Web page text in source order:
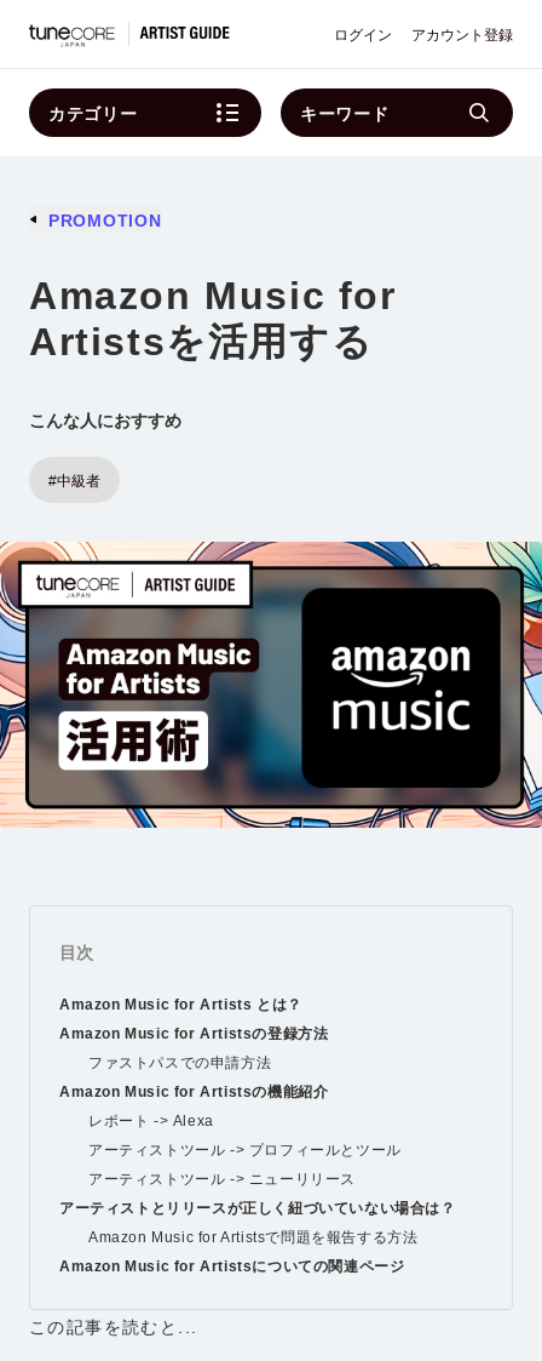
ログイン アカウント登録
カテゴリー キーワード
PROMOTION
Amazon Music for
Artistsを活用する
こんな人におすすめ
#中級者
目次
Amazon Music for Artists とは？
Amazon Music for Artistsの登録方法
ファストパスでの申請方法
Amazon Music for Artistsの機能紹介
レポート -> Alexa
アーティストツール -> プロフィールとツール
アーティストツール -> ニューリリース
アーティストとリリースが正しく紐づいていない場合は？
Amazon Music for Artistsで問題を報告する方法
Amazon Music for Artistsについての関連ページ
この記事を読むと...